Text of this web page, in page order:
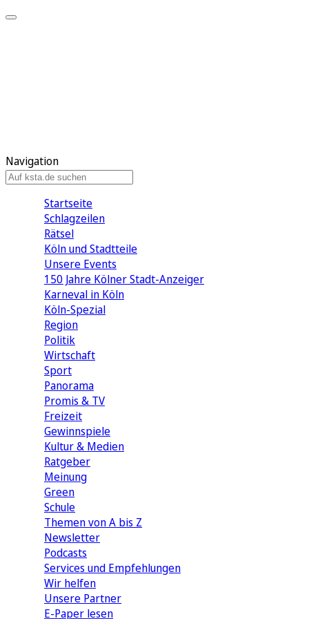
Navigation
Startseite
Schlagzeilen
Rätsel
Köln und Stadtteile
Unsere Events
150 Jahre Kölner Stadt-Anzeiger
Karneval in Köln
Köln-Spezial
Region
Politik
Wirtschaft
Sport
Panorama
Promis & TV
Freizeit
Gewinnspiele
Kultur & Medien
Ratgeber
Meinung
Green
Schule
Themen von A bis Z
Newsletter
Podcasts
Services und Empfehlungen
Wir helfen
Unsere Partner
E-Paper lesen